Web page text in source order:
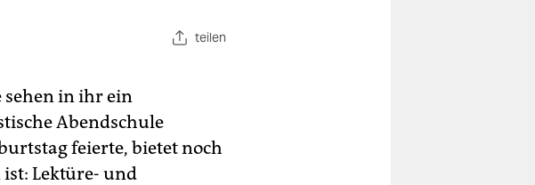
teilen
sehen in ihr ein
Abendschule
feierte, bietet noch
Lektüre- und